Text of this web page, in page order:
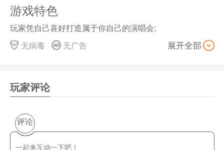
游戏特色
玩家凭自己喜好打造属于你自己的演唱会;
给游戏角色穿上各种漂亮的演出服;
无病毒 无广告 展开全部
玩家评论
评论